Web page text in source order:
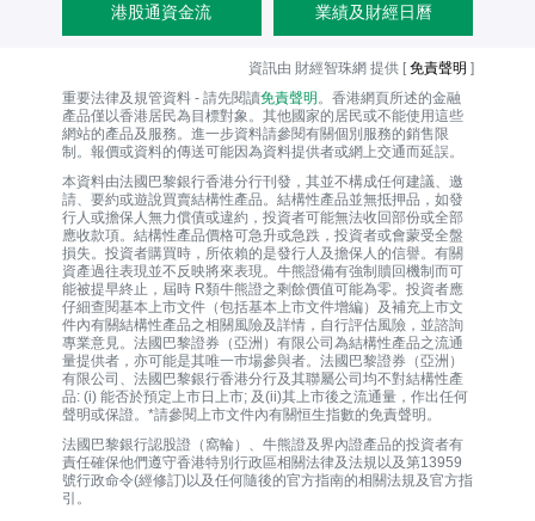
港股通資金流 業績及財經日曆
資訊由 財經智珠網 提供 [免責聲明 ]
重要法律及規管資料 - 請先閱讀免責聲明 。香港網頁所述的金融
產品僅以香港居民為目標對象。其他國家的居民或不能使用這些
網站的產品及服務。進一步資料請參閱有關個別服務的銷售限
制。報價或資料的傳送可能因為資料提供者或網上交通而延誤。
本資料由法國巴黎銀行香港分行刊發，其並不構成任何建議、邀
請、要約或遊說買賣結構性產品。結構性產品並無抵押品，如發
行人或擔保人無力償債或違約，投資者可能無法收回部份或全部
應收款項。結構性產品價格可急升或急跌，投資者或會蒙受全盤
損失。投資者購買時，所依賴的是發行人及擔保人的信譽。有關
資產過往表現並不反映將來表現。牛熊證備有強制贖回機制而可
能被提早終止，屆時 R類牛熊證之剩餘價值可能為零。投資者應
仔細查閱基本上市文件（包括基本上市文件增編）及補充上市文
件內有關結構性產品之相關風險及詳情，自行評估風險，並諮詢
專業意見。法國巴黎證券（亞洲）有限公司為結構性產品之流通
量提供者，亦可能是其唯一巿場參與者。法國巴黎證券（亞洲）
有限公司、法國巴黎銀行香港分行及其聯屬公司均不對結構性產
品: (i) 能否於預定上市日上市; 及(ii)其上市後之流通量，作出任何
聲明或保證。*請參閱上市文件內有關恒生指數的免責聲明。
法國巴黎銀行認股證（窩輪）、牛熊證及界內證產品的投資者有
責任確保他們遵守香港特別行政區相關法律及法規以及第13959
號行政命令(經修訂)以及任何隨後的官方指南的相關法規及官方指
引。